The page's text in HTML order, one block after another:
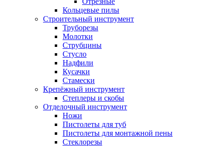
Кольцевые пилы
Строительный инструмент
Труборезы
Молотки
Струбцины
Стусло
Надфили
Кусачки
Стамески
Крепёжный инструмент
Степлеры и скобы
Отделочный инструмент
Ножи
Пистолеты для туб
Пистолеты для монтажной пены
Стеклорезы